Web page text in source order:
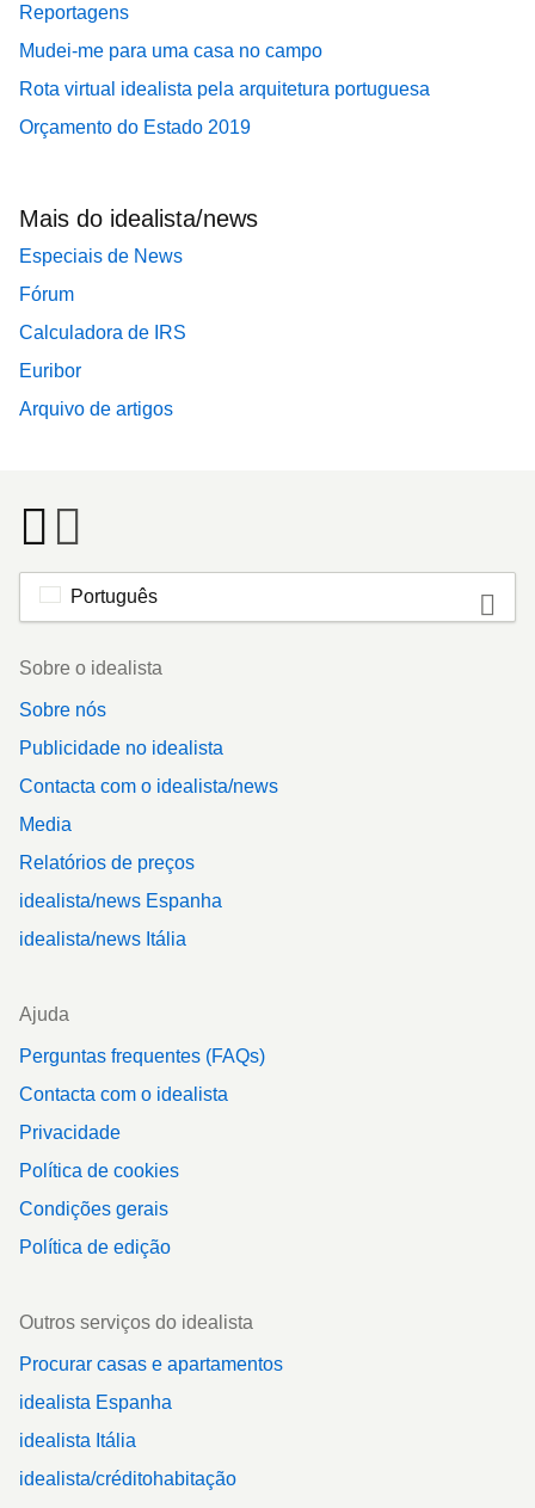
Reportagens
Mudei-me para uma casa no campo
Rota virtual idealista pela arquitetura portuguesa
Orçamento do Estado 2019
Mais do idealista/news
Especiais de News
Fórum
Calculadora de IRS
Euribor
Arquivo de artigos
Português
Footer
Sobre o idealista
Sobre nós
Publicidade no idealista
Contacta com o idealista/news
Media
Relatórios de preços
idealista/news Espanha
idealista/news Itália
Ajuda
Perguntas frequentes (FAQs)
Contacta com o idealista
Privacidade
Política de cookies
Condições gerais
Política de edição
Outros serviços do idealista
Procurar casas e apartamentos
idealista Espanha
idealista Itália
idealista/créditohabitação